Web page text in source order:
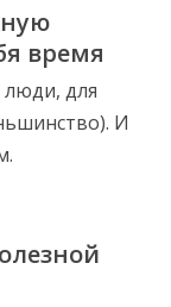
время
люди, для
И